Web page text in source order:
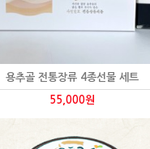
용추골 전통장류 4종선물 세트
55,000원